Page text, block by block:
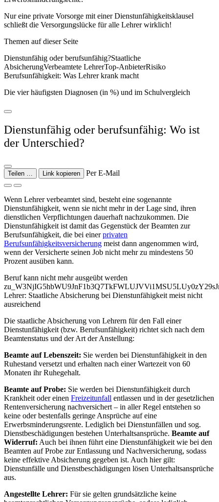
Nur eine private Vorsorge mit einer Dienstunfähigkeitsklausel
schließt die Versorgungslücke für alle Lehrer wirklich!
Themen auf dieser Seite
Dienstunfähig oder berufsunfähig?Staatliche
AbsicherungVerbeamtete LehrerTop-AnbieterRisiko
Berufsunfähigkeit: Was Lehrer krank macht
Die vier häufigsten Diagnosen (in %) und im Schulvergleich
Dienstunfähig oder berufsunfähig: Wo ist
der Unterschied?
Teilen … Link kopieren Per E-Mail
Wenn Lehrer verbeamtet sind, besteht eine sogenannte
Dienstunfähigkeit, wenn sie nicht mehr in der Lage sind, ihren
dienstlichen Verpflichtungen dauerhaft nachzukommen. Die
Dienstunfähigkeit ist damit das Gegenstück der Beamten zur
Berufsunfähigkeit, die bei einerprivaten
Berufsunfähigkeitsversicherung meist dann angenommen wird,
wenn der Versicherte seinen Job nicht mehr zu mindestens 50
Prozent ausüben kann.
Beruf kann nicht mehr ausgeübt werden
Lehrer: Staatliche Absicherung bei Dienstunfähigkeit meist nicht
ausreichend
Die staatliche Absicherung von Lehrern für den Fall einer
Dienstunfähigkeit (bzw. Berufsunfähigkeit) richtet sich nach dem
Beamtenstatus und der Art der Anstellung:
Beamte auf Lebenszeit: Sie werden bei Dienstunfähigkeit in den
Ruhestand versetzt und erhalten nach einer Wartezeit von 60
Monaten ihr Ruhegehalt.
Beamte auf Probe: Sie werden bei Dienstunfähigkeit durch
Krankheit oder einen Freizeitunfall entlassen und in der gesetzlichen
Rentenversicherung nachversichert – in aller Regel entstehen so
keine oder bestenfalls geringe Ansprüche auf eine
Erwerbsminderungsrente. Lediglich bei Dienstunfällen und sog.
Dienstbeschädigungen bestehen Unterhaltsansprüche. Beamte auf
Widerruf: Auch bei ihnen führt eine Dienstunfähigkeit wie bei den
Beamten auf Probe zur Entlassung und Nachversicherung, sodass
keine effektive Absicherung gegeben ist. Auch hier gilt:
Dienstunfälle und Dienstbeschädigungen lösen Unterhaltsansprüche
aus.
Angestellte Lehrer: Für sie gelten grundsätzliche keine